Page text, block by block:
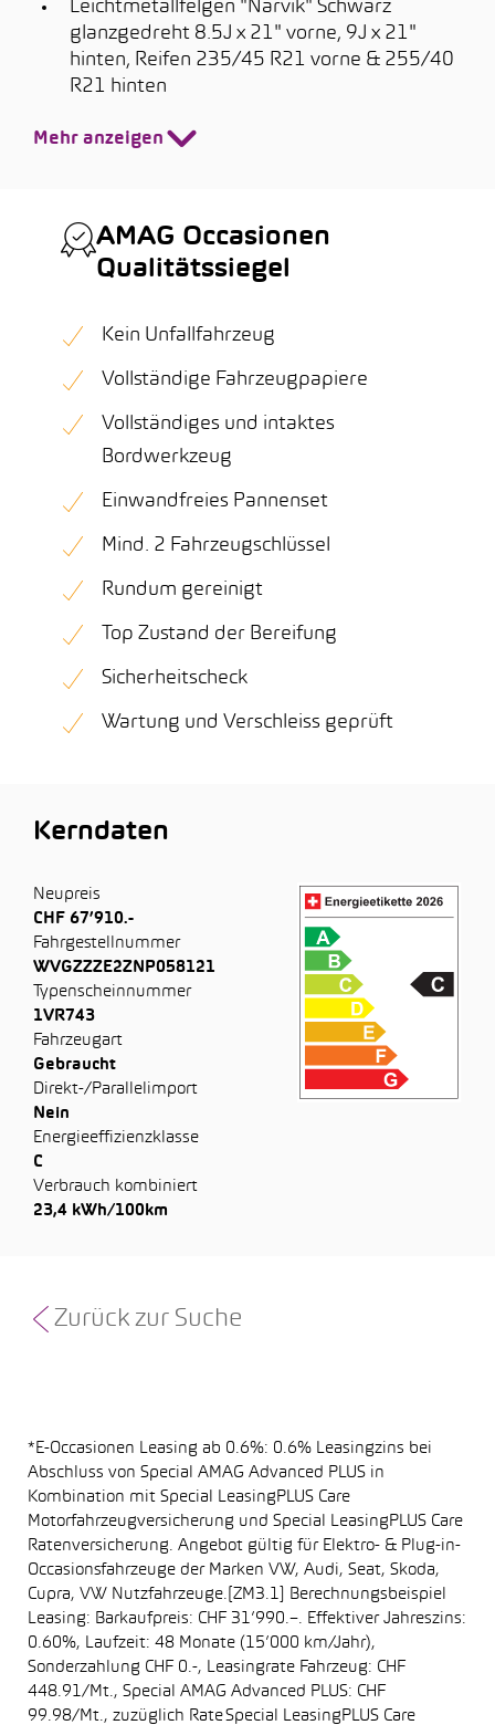
Leichtmetallfelgen "Narvik" Schwarz
glanzgedreht 8.5J x 21" vorne, 9J x 21"
hinten, Reifen 235/45 R21 vorne & 255/40
R21 hinten
Mehr anzeigen
AMAG Occasionen
Qualitätssiegel
Kein Unfallfahrzeug
Vollständige Fahrzeugpapiere
Vollständiges und intaktes
Bordwerkzeug
Einwandfreies Pannenset
Mind. 2 Fahrzeugschlüssel
Rundum gereinigt
Top Zustand der Bereifung
Sicherheitscheck
Wartung und Verschleiss geprüft
Kerndaten
Neupreis
CHF 67’910.-
Fahrgestellnummer
WVGZZZE2ZNP058121
Typenscheinnummer
1VR743
Fahrzeugart
Gebraucht
Direkt-/Parallelimport
Nein
Energieeffizienzklasse
C
Verbrauch kombiniert
23,4 kWh/100km
Zurück zur Suche
*E-Occasionen Leasing ab 0.6%: 0.6% Leasingzins bei
Abschluss von Special AMAG Advanced PLUS in
Kombination mit Special LeasingPLUS Care
Motorfahrzeugversicherung und Special LeasingPLUS Care
Ratenversicherung. Angebot gültig für Elektro- & Plug-in-
Occasionsfahrzeuge der Marken VW, Audi, Seat, Skoda,
Cupra, VW Nutzfahrzeuge.[ZM3.1] Berechnungsbeispiel
Leasing: Barkaufpreis: CHF 31’990.–. Effektiver Jahreszins:
0.60%, Laufzeit: 48 Monate (15’000 km/Jahr),
Sonderzahlung CHF 0.-, Leasingrate Fahrzeug: CHF
448.91/Mt., Special AMAG Advanced PLUS: CHF
99.98/Mt., zuzüglich Rate Special LeasingPLUS Care